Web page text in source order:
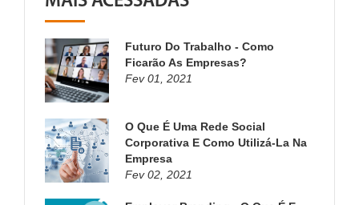
Futuro Do Trabalho - Como
Ficarão As Empresas?
Fev 01, 2021
O Que É Uma Rede Social
Corporativa E Como Utilizá-La Na
Empresa
Fev 02, 2021